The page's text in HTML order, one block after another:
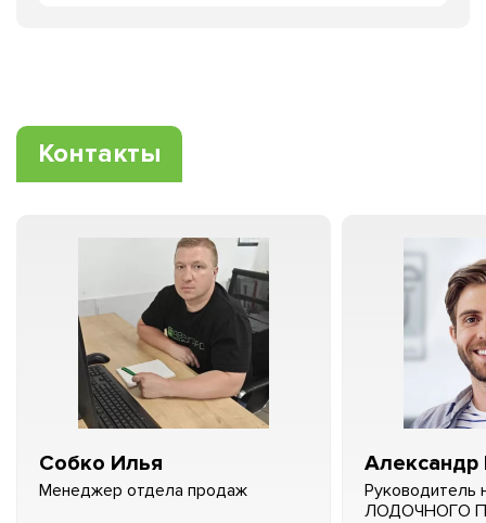
Контакты
Собко Илья
Менеджер отдела продаж
Александр
Руководитель
ЛОДОЧНОГО